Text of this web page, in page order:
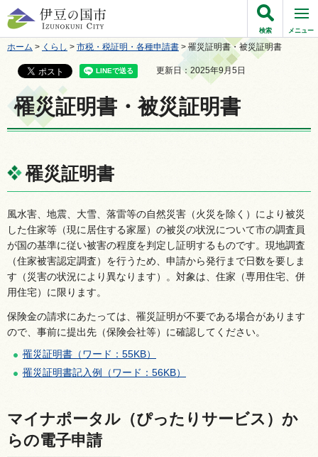
伊豆の国市
検索 メニュー
ホーム > くらし > 市税・税証明・各種申請書 > 罹災証明書・被災証明書
更新日：2025年9月5日
罹災証明書・被災証明書
罹災証明書
風水害、地震、大雪、落雷等の自然災害（火災を除く）により被災
した住家等（現に居住する家屋）の被災の状況について市の調査員
が国の基準に従い被害の程度を判定し証明するものです。現地調査
（住家被害認定調査）を行うため、申請から発行まで日数を要しま
す（災害の状況により異なります）。対象は、住家（専用住宅、併
用住宅）に限ります。
保険金の請求にあたっては、罹災証明が不要である場合があります
ので、事前に提出先（保険会社等）に確認してください。
罹災証明書（ワード：55KB）
罹災証明書記入例（ワード：56KB）
マイナポータル（ぴったりサービス）か
らの電子申請